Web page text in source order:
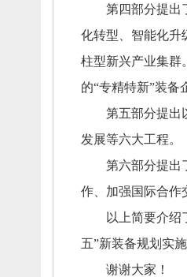
第四部分提出了
化转型、 智能化升
柱型新兴产业集群。
的“专精特新”装备
第五部分提出以
发展等六大工程。
第六部分提出了
作、 加强国际合作
以上简要介绍了
五”新装备规划实施
谢谢大家！